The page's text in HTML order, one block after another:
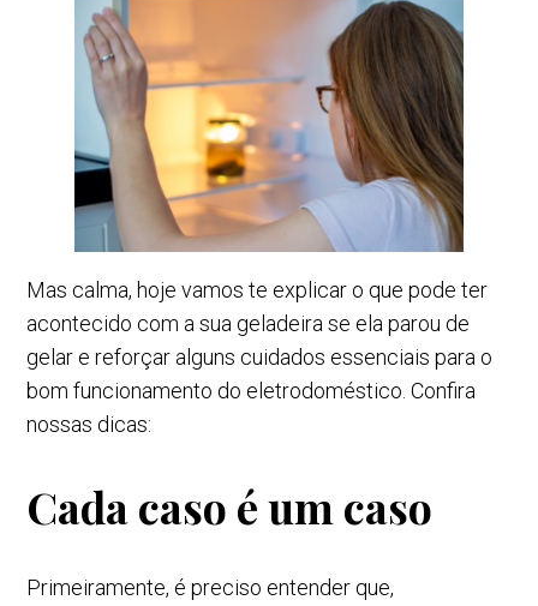
Mas calma, hoje vamos te explicar o que pode ter
acontecido com a sua geladeira se ela parou de
gelar e reforçar alguns cuidados essenciais para o
bom funcionamento do eletrodoméstico. Confira
nossas dicas:
Cada caso é um caso
Primeiramente, é preciso entender que,